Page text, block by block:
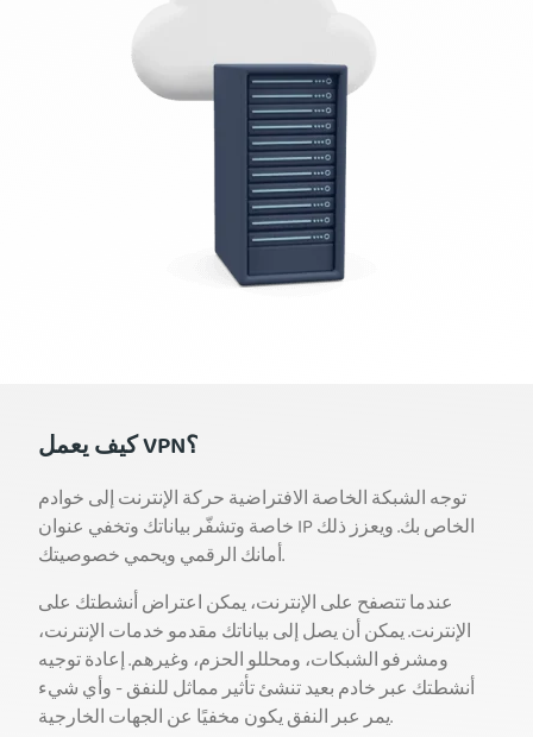
كيف يعمل VPN؟
توجه الشبكة الخاصة الافتراضية حركة الإنترنت إلى خوادم
خاصة وتشفّر بياناتك وتخفي عنوان IP الخاص بك. ويعزز ذلك
أمانك الرقمي ويحمي خصوصيتك.
عندما تتصفح على الإنترنت، يمكن اعتراض أنشطتك على
الإنترنت. يمكن أن يصل إلى بياناتك مقدمو خدمات الإنترنت،
ومشرفو الشبكات، ومحللو الحزم، وغيرهم. إعادة توجيه
أنشطتك عبر خادم بعيد تنشئ تأثير مماثل للنفق - وأي شيء
يمر عبر النفق يكون مخفيًا عن الجهات الخارجية.